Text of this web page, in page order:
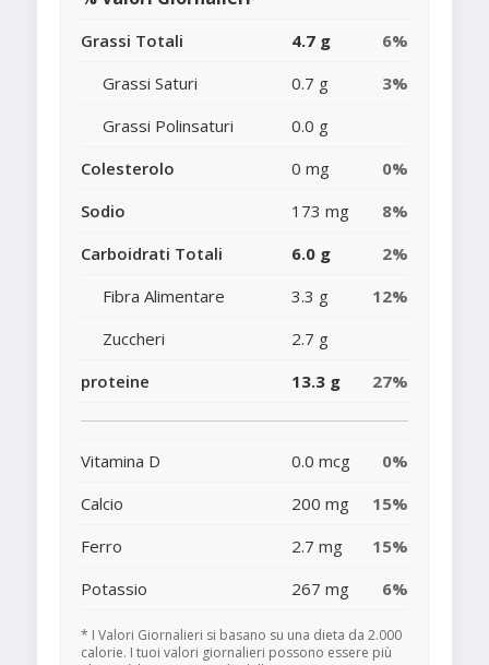
Grassi Totali 4.7 g
6%
Grassi Saturi
0.7 g
3%
Grassi Polinsaturi
0.0 g
Colesterolo
0 mg
0%
Sodio
173 mg
8%
Carboidrati Totali
6.0 g
2%
Fibra Alimentare
3.3 g
12%
Zuccheri
2.7 g
proteine
13.3 g 27%
Vitamina D 0.0 mcg
0%
Calcio
200 mg
15%
Ferro
2.7 mg
15%
Potassio
267 mg 6%
* I Valori Giornalieri si basano su una dieta da 2.000
calorie. I tuoi valori giornalieri possono essere più